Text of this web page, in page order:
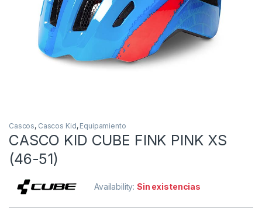
Cascos, Cascos Kid, Equipamiento
CASCO KID CUBE FINK PINK XS
(46-51)
Availability:Sin existencias